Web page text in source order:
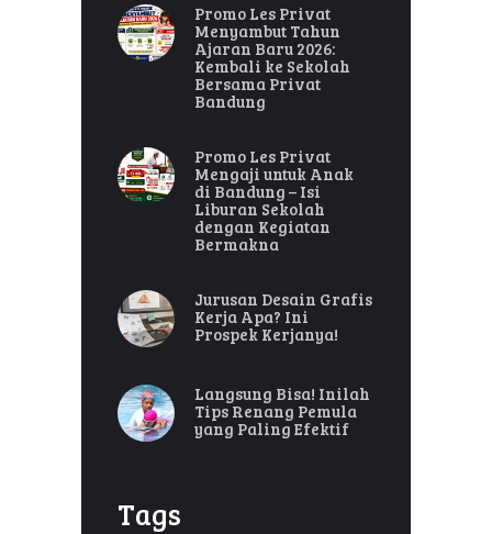
Promo Les Privat
Menyambut Tahun
Ajaran Baru 2026:
Kembali ke Sekolah
Bersama Privat
Bandung
Promo Les Privat
Mengaji untuk Anak
di Bandung – Isi
Liburan Sekolah
dengan Kegiatan
Bermakna
Jurusan Desain Grafis
Kerja Apa? Ini
Prospek Kerjanya!
Langsung Bisa! Inilah
Tips Renang Pemula
yang Paling Efektif
Tags